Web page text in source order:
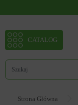
CATALOG
Strona Główna